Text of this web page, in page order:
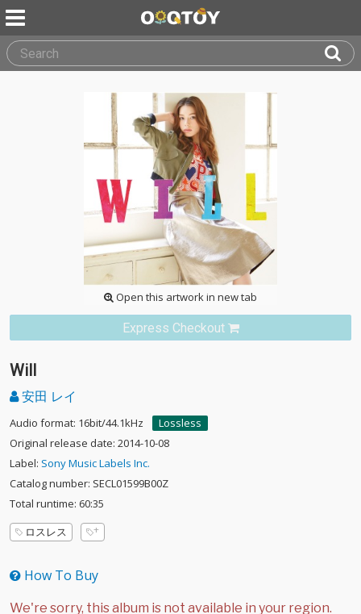
Open this artwork in new tab
Express Checkout
Will
安田 レイ
Audio format: 16bit/44.1kHz
Lossless
Original release date: 2014-10-08
Label: Sony Music Labels Inc.
Catalog number: SECL01599B00Z
Total runtime: 60:35
ロスレス
How To Buy